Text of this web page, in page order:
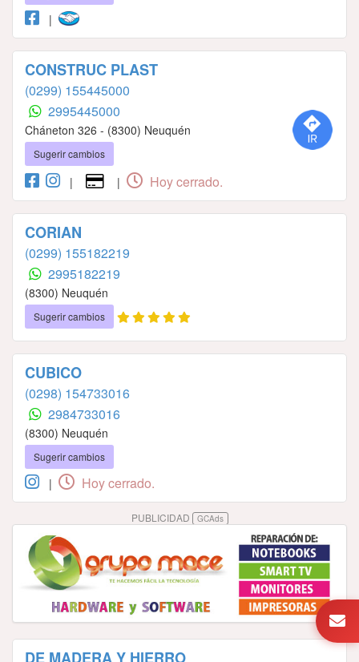
|
CONSTRUC PLAST
(0299) 155445000
2995445000
Cháneton 326 - (8300) Neuquén
Sugerir cambios
| | Hoy cerrado.
CORIAN
(0299) 155182219
2995182219
(8300) Neuquén
Sugerir cambios
CUBICO
(0298) 154733016
2984733016
(8300) Neuquén
Sugerir cambios
| Hoy cerrado.
PUBLICIDAD GCAds
DE MADERA Y HIERRO